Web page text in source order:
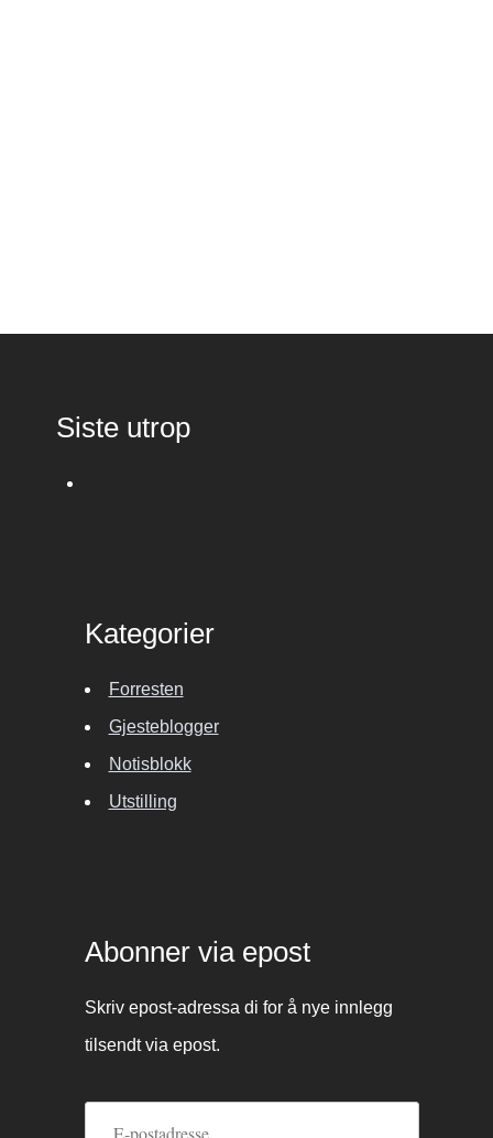
Siste utrop
Kategorier
Forresten
Gjesteblogger
Notisblokk
Utstilling
Abonner via epost
Skriv epost-adressa di for å nye innlegg
tilsendt via epost.